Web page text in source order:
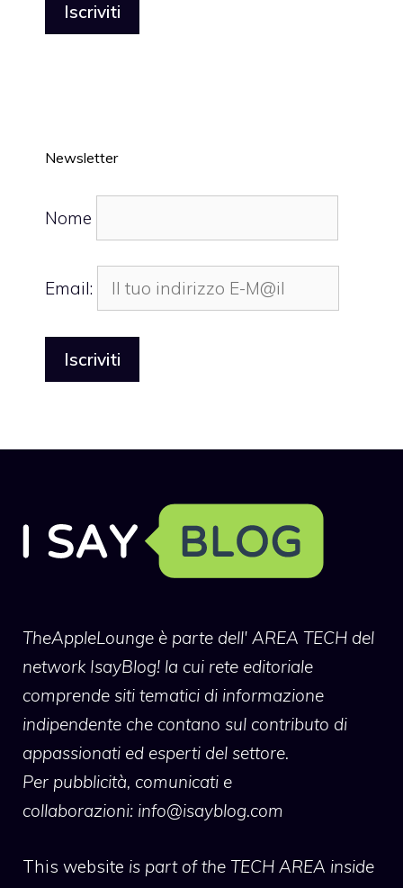
Newsletter
Nome
Email:
TheAppleLounge è parte dell' AREA TECH del
network IsayBlog! la cui rete editoriale
comprende siti tematici di informazione
indipendente che contano sul contributo di
appassionati ed esperti del settore.
Per pubblicità, comunicati e
collaborazioni: info@isayblog.com
This website is part of the TECH AREA inside